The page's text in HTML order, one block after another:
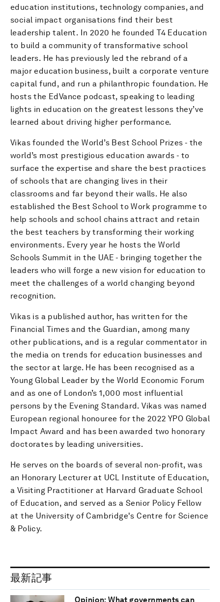
education institutions, technology companies, and
social impact organisations find their best
leadership talent. In 2020 he founded T4 Education
to build a community of transformative school
leaders. He has previously led the rebrand of a
major education business, built a corporate venture
capital fund, and run a philanthropic foundation. He
hosts the EdVance podcast, speaking to leading
lights in education on the greatest lessons they’ve
learned about driving higher performance.
Vikas founded the World’s Best School Prizes - the
world’s most prestigious education awards - to
surface the expertise and share the best practices
of schools that are changing lives in their
classrooms and far beyond their walls. He also
established the Best School to Work programme to
help schools and school chains attract and retain
the best teachers by transforming their working
environments. Every year he hosts the World
Schools Summit in the UAE - bringing together the
leaders who will forge a new vision for education to
meet the challenges of a world changing beyond
recognition.
Vikas is a published author, has written for the
Financial Times and the Guardian, among many
other publications, and is a regular commentator in
the media on trends for education businesses and
the sector at large. He has been recognised as a
Young Global Leader by the World Economic Forum
and as one of London’s 1,000 most influential
persons by the Evening Standard. Vikas was named
European regional honouree for the 2022 YPO Global
Impact Award and has been awarded two honorary
doctorates by leading universities.
He serves on the boards of several non-profit, was
an Honorary Lecturer at UCL Institute of Education,
a Visiting Practitioner at Harvard Graduate School
of Education, and served as a Senior Policy Fellow
at the University of Cambridge's Centre for Science
& Policy.
最新記事
Opinion: What governments can